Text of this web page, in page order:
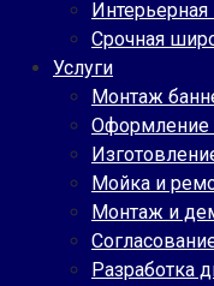
Интерьерная
Срочная
Услуги
Монтаж
Оформление
Мойка и
Монтаж и
Разработка